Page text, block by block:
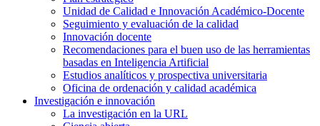
Unidad de Calidad e Innovación Académico-Docente
Seguimiento y evaluación de la calidad
Innovación docente
Recomendaciones para el buen uso de las herramientas
basadas en Inteligencia Artificial
Estudios analíticos y prospectiva universitaria
Oficina de ordenación y calidad académica
Investigación e innovación
La investigación en la URL